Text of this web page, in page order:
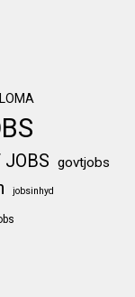
JOBS govtjobs
jobsinhyd